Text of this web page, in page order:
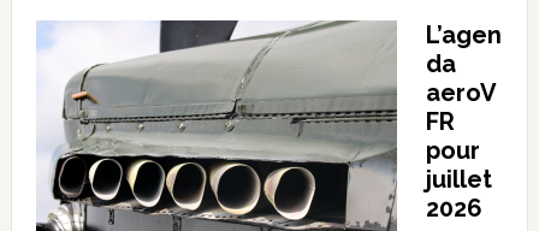
L’agen
da
aeroV
FR
pour
juillet
2026